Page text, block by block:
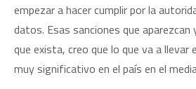
empezar a hacer cumplir por la
datos. Esas sanciones que aparezcan
que exista, creo que lo que va a llevar
muy significativo en el país en el